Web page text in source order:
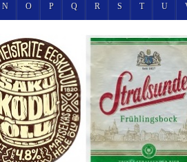
N O P Q R S T U